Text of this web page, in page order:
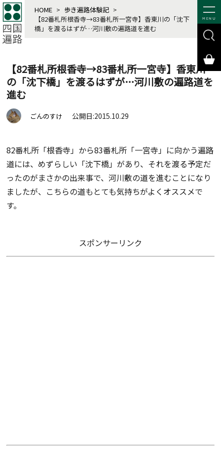
MENU
HOME > 歩き遍路体験記 >
【82番札所根香寺→83番札所一宮寺】香東川の「沈下
橋」を渡るはずが…河川敷の遍路道を進む
【82番札所根香寺→83番札所一宮寺】香東川
の「沈下橋」を渡るはずが…河川敷の遍路道を
進む
ごんのすけ 公開日:2015.10.29
82番札所「根香寺」から83番札所「一宮寺」に向かう遍路
道には、めずらしい「沈下橋」があり、それを渡る予定だ
ったのがまさかの出来事で、河川敷の道を進むことになり
ましたが、こちらの道もとても気持ちがよくオススメで
す。
スポンサーリンク